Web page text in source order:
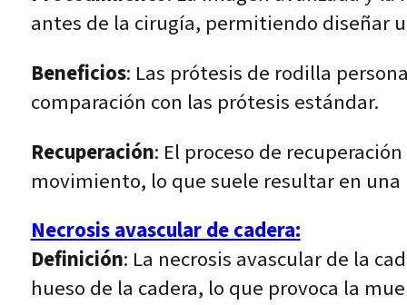
antes de la cirugía, permitiendo diseñar
Beneficios: Las prótesis de rodilla
comparación con las prótesis estándar.
Recuperación: El proceso de
movimiento, lo que suele resultar en
Necrosis avascular de cadera:
Definición: La necrosis avascular de la
hueso de la cadera, lo que provoca la